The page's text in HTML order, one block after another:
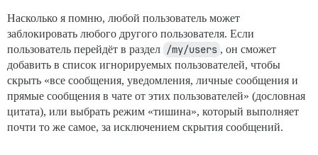
Насколько я помню, любой пользователь может
заблокировать любого другого пользователя. Если
пользователь перейдёт в раздел /my/users , он сможет
добавить в список игнорируемых пользователей, чтобы
скрыть «все сообщения, уведомления, личные сообщения и
прямые сообщения в чате от этих пользователей» (дословная
цитата), или выбрать режим «тишина», который выполняет
почти то же самое, за исключением скрытия сообщений.